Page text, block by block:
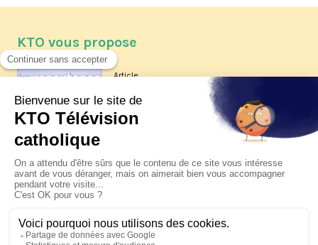
KTO vous propose
Article
Les reportages d'été 2026 de KTO
La visite pastorale du pape Léon
XIV à Assise à suivre sur KTO le
jeudi 6 août
Le pape en Uruguay, Argentine et
Pérou du 6 au 17 novembre 2026